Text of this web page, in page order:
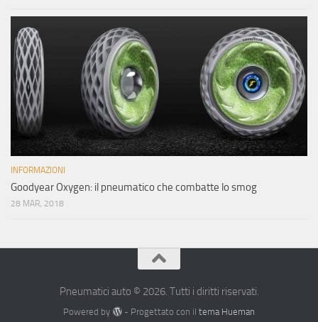
INFORMAZIONI
Goodyear Oxygen: il pneumatico che combatte lo smog
28 MAR, 2018
Pneumatici auto © 2026. Tutti i diritti riservati.
Powered by - Progettato con il tema Hueman